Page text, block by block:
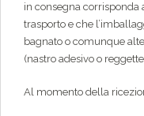
in consegna
trasporto e che
bagnato o comunque
(nastro adesivo o
Al momento della